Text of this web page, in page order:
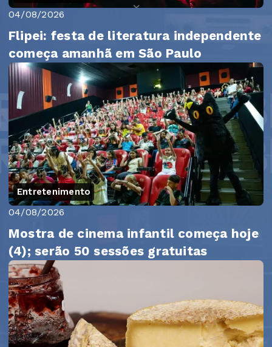
04/08/2026
Flipei: festa de literatura independente
começa amanhã em São Paulo
Entretenimento
04/08/2026
Mostra de cinema infantil começa hoje
(4); serão 50 sessões gratuitas